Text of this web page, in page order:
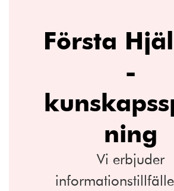
Första
-
ning
Vi erbjuder